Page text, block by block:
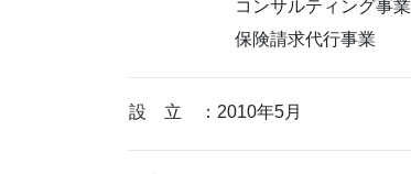
コンサルティング事業
保険請求代行事業
設 立 ：2010年5月